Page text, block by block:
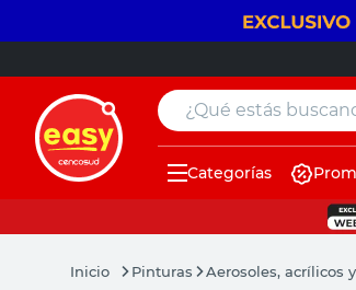
¿Qué estás buscando?
Categorías
Pinturas Aerosoles, acrílicos
muebles